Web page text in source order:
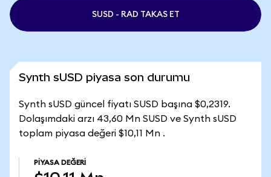
SUSD - RAD TAKAS ET
Synth sUSD piyasa son durumu
Synth sUSD güncel fiyatı SUSD başına $0,2319.
Dolaşımdaki arzı 43,60 Mn SUSD ve Synth sUSD
toplam piyasa değeri $10,11 Mn .
PIYASA DEĞERI